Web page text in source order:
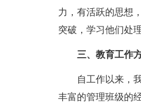
力，有活跃的思想
突破，学习他们处
三、教育工作
自工作以来，
丰富的管理班级的